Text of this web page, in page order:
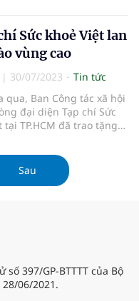
nghèo.Sức khoẻ Việt lan
vùng cao
| 30/07/2023
Tin tức
qua, Ban Công tác xã hội
đại diện Tạp chí Sức
tại TP.HCM đã trao tặng
Phi Liêng, huyện Đam
Lâm Đồng.
Sau
397/GP-BTTTT của Bộ
06/2021.